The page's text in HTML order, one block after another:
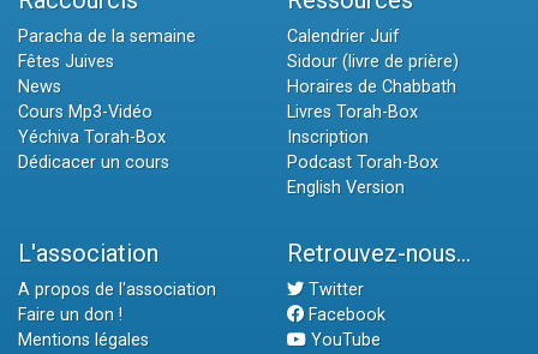
Paracha de la semaine
Fêtes Juives
News
Cours Mp3-Vidéo
Yéchiva Torah-Box
Dédicacer un cours
Calendrier Juif
Sidour (livre de prière)
Horaires de Chabbath
Livres Torah-Box
Inscription
Podcast Torah-Box
English Version
L'association
A propos de l'association
Faire un don !
Mentions légales
Retrouvez-nous...
Twitter
Facebook
YouTube